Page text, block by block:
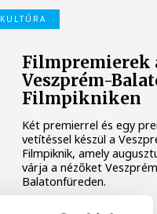
KULTÚRA
Filmpremierek
Veszprém-
Filmpikniken
Két premierrel és egy
vetítéssel készül a
Filmpiknik, amely
várja a nézőket
Balatonfüreden.